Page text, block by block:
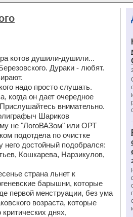
котов душили-душили...
Дураки - любят.
надо просто слушать.
когда он дает очередное
внимательно.
Шариков
не "ЛогоВАЗом" или ОРТ
подотдела по очистке
него достойный подобрался:
Кошкарева, Нарзикулов,
страна льнет к
барышни, которые
первой менструации, без ума
возраста, которые
днях,